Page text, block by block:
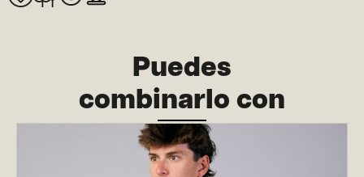
Puedes
combinarlo con